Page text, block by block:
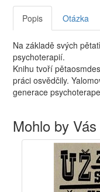
Popis Otázka
Na základě svých
psychoterapií.
Knihu tvoří
práci osvědčily.
generace
Mohlo by